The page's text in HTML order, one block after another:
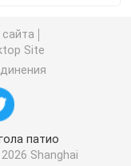
сайта
Site
патио
Shanghai